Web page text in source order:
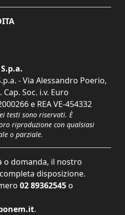
- Via Alessandro Poerio,
Cap. Soc. i.v. Euro
e REA VE-454332
testi sono riservati. È
riproduzione con qualsiasi
o parziale.
o domanda, il nostro
disposizione.
02 89362545 o
.